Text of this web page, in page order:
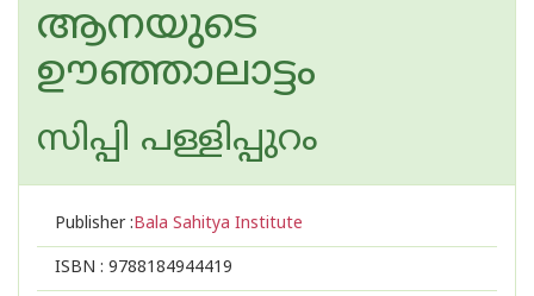
ആനയുടെ
ഊഞ്ഞാലാട്ടം
സിപ്പി പള്ളിപ്പുറം
Publisher :Bala Sahitya Institute
ISBN : 9788184944419